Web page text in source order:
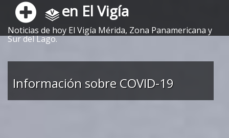
en El Vigía
Noticias de hoy El Vigía Mérida, Zona Panamericana y
Sur del Lago.
Información sobre COVID-19